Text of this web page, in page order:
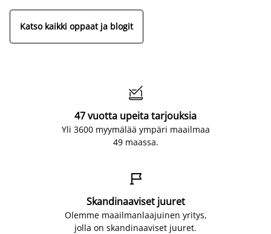
Katso kaikki oppaat ja blogit

47 vuotta upeita tarjouksia
Yli 3600 myymälää ympäri maailmaa
49 maassa.

Skandinaaviset juuret
Olemme maailmanlaajuinen yritys,
jolla on skandinaaviset juuret.